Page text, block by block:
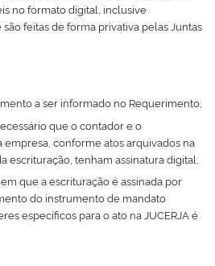
no formato digital, inclusive
feitas de forma privativa pelas Juntas
a ser informado no Requerimento;
que o contador e o
conforme atos arquivados na
escrituração, tenham assinatura digital;
que a escrituração é assinada por
do instrumento de mandato
específicos para o ato na JUCERJA é